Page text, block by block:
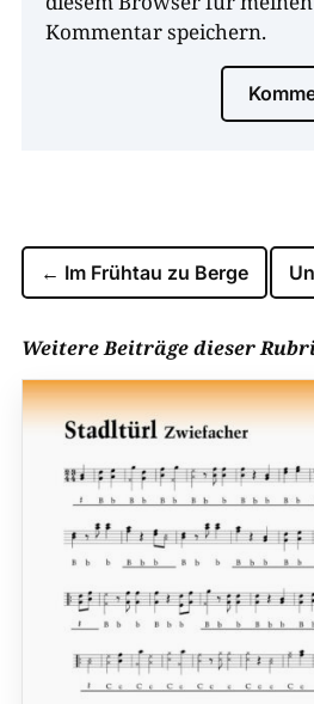
Kommentar speichern.
← Im Frühtau zu Berge
Weitere Beiträge dieser